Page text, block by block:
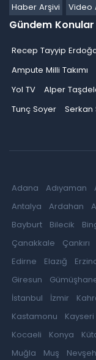
Haber Arşivi
Video
Gündem Konular
Recep Tayyip
Ampute Milli Takımı
Yol TV
Alper
Tunç Soyer
Serkan
Adana Adıyaman
Antalya
Ardahan
Bayburt
Bilecik
Çanakkale
Çankırı
Edirne
Elazığ
Giresun
İstanbul
İzmir
Kastamonu
Kayseri
Kocaeli
Konya
Muğla
Muş